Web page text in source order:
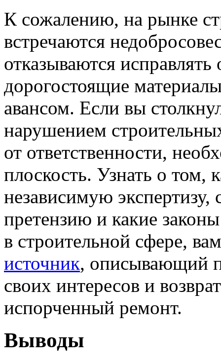
К сожалению, на рынке
встречаются
отказываются
дорогостоящие
авансом. Если вы
нарушением
от ответственности,
плоскость. Узнать о том,
независимую экспертизу,
претензию и какие
в строительной сфере,
источник, описывающий
своих интересов и
испорченный ремонт.
Выводы